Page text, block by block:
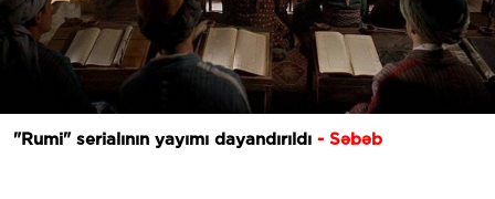
"Rumi" serialının yayımı dayandırıldı - Səbəb